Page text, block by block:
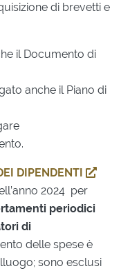
di brevetti e
il Documento di
anche il Piano di
DIPENDENTI
2024 per
periodici
di
delle spese è
sono esclusi